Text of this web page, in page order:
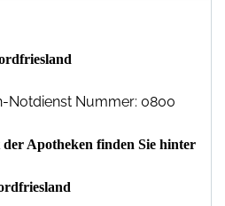
Notdienst Nummer: 0800
Apotheken finden Sie hinter